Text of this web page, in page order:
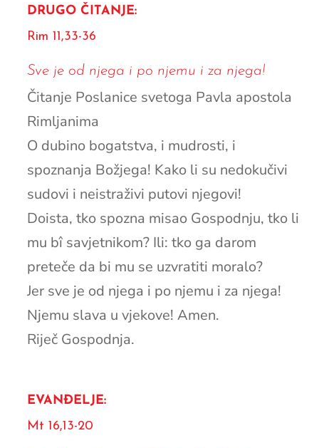
DRUGO ČITANJE:
Rim 11,33-36
Sve je od njega i po njemu i za njega!
Čitanje Poslanice svetoga Pavla apostola
Rimljanima
O dubino bogatstva, i mudrosti, i
spoznanja Božjega! Kako li su nedokučivi
sudovi i neistraživi putovi njegovi!
Doista, tko spozna misao Gospodnju, tko li
mu bî savjetnikom? Ili: tko ga darom
preteče da bi mu se uzvratiti moralo?
Jer sve je od njega i po njemu i za njega!
Njemu slava u vjekove! Amen.
Riječ Gospodnja.
EVANĐELJE:
Mt 16,13-20